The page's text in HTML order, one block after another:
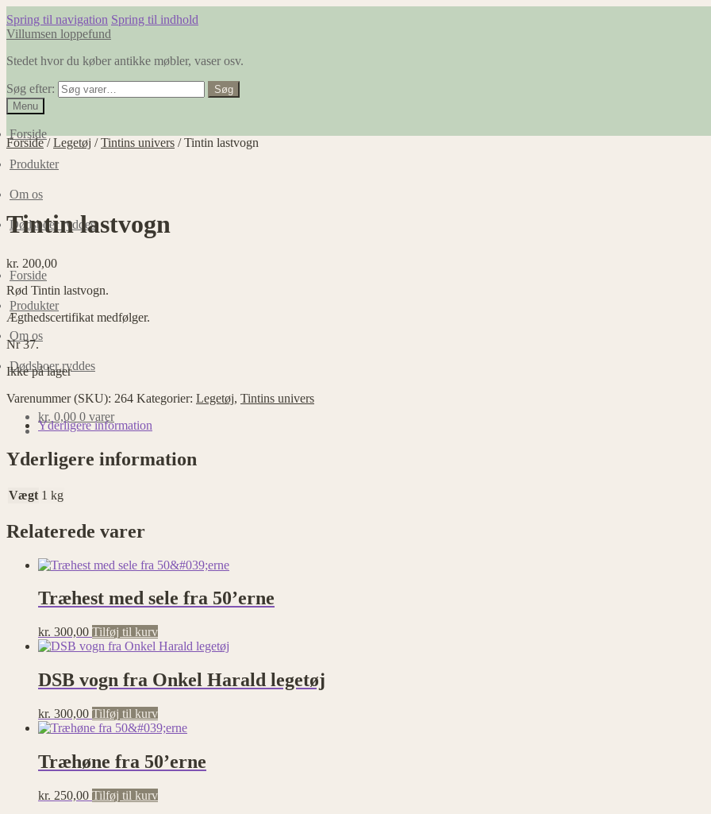
Spring til navigation Spring til indhold
Villumsen loppefund
Stedet hvor du køber antikke møbler, vaser osv.
Søg efter:
Søg
Menu
Forside
Produkter
Om os
Dødsboer ryddes
Forside
Produkter
Om os
Dødsboer ryddes
kr. 0,00 0 varer
Forside/Legetøj /Tintins univers /Tintin lastvogn
Tintin lastvogn
kr. 200,00
Rød Tintin lastvogn.
Ægthedscertifikat medfølger.
Nr 37.
Ikke på lager
Varenummer (SKU): 264 Kategorier: Legetøj, Tintins univers
Yderligere information
Yderligere information
Vægt 1 kg
Relaterede varer
Træhest med sele fra 50’erne
kr. 300,00 Tilføj til kurv
DSB vogn fra Onkel Harald legetøj
kr. 300,00 Tilføj til kurv
Træhøne fra 50’erne
kr. 250,00 Tilføj til kurv
Nødvendige
cookies
hjælper med at
hjemmeside
brugbar ved at
grundlæggende
såsom side-
navigation og
sikre områder
hjemmesiden.
kan ikke
fungere
ordentligt uden
Statistik
Statistisk
hjælper
med at